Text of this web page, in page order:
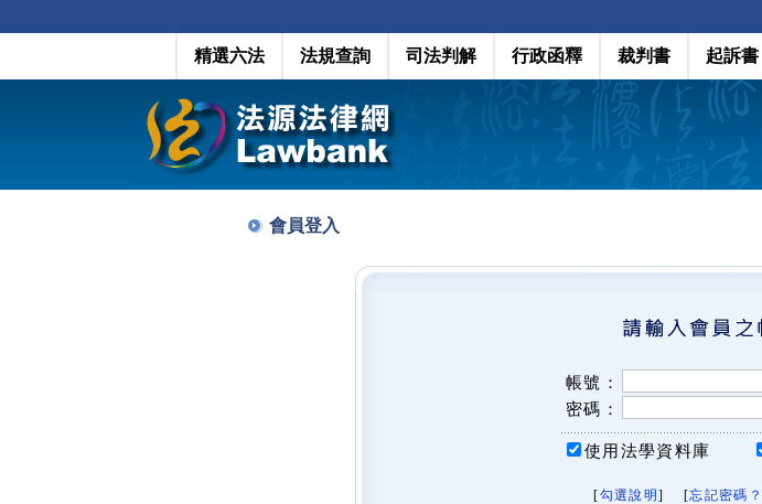
精選六法 法規查詢 司法判解 行政函釋 裁判書 起訴書
會員登入
帳號：
密碼：
使用法學資料庫
[勾選說明 ] [忘記密碼？